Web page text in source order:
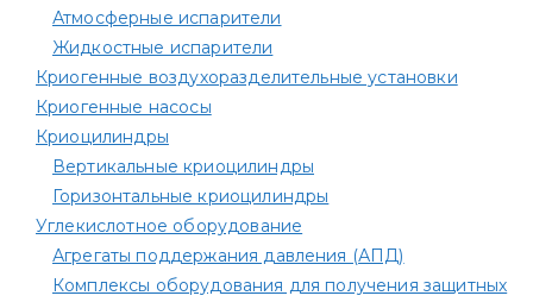
Атмосферные испарители
Жидкостные испарители
Криогенные воздухоразделительные установки
Криогенные насосы
Криоцилиндры
Вертикальные криоцилиндры
Горизонтальные криоцилиндры
Углекислотное оборудование
Агрегаты поддержания давления (АПД)
Комплексы оборудования для получения защитных